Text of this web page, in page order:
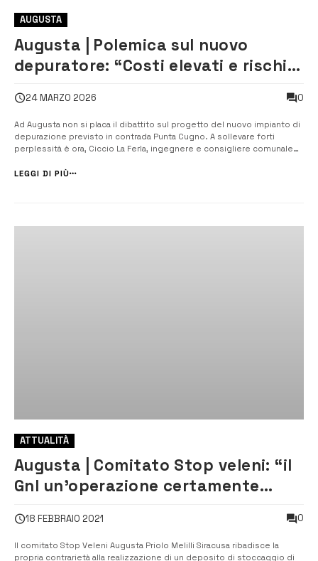
AUGUSTA
Augusta | Polemica sul nuovo
depuratore: “Costi elevati e rischi
24 MARZO 2026 0
Ad Augusta non si placa il dibattito sul progetto del nuovo impianto di
depurazione previsto in contrada Punta Cugno. A sollevare forti
perplessità è ora, Ciccio La Ferla, ingegnere e consigliere comunale
discussione la scelta politica e tecnica alla base dell’opera, eviden...
LEGGI DI PIÙ
ATTUALITÀ
Augusta | Comitato Stop veleni: “il
Gnl un’operazione certamente
18 FEBBRAIO 2021 0
Il comitato Stop Veleni Augusta Priolo Melilli Siracusa ribadisce la
propria contrarietà alla realizzazione di un deposito di stoccaggio di